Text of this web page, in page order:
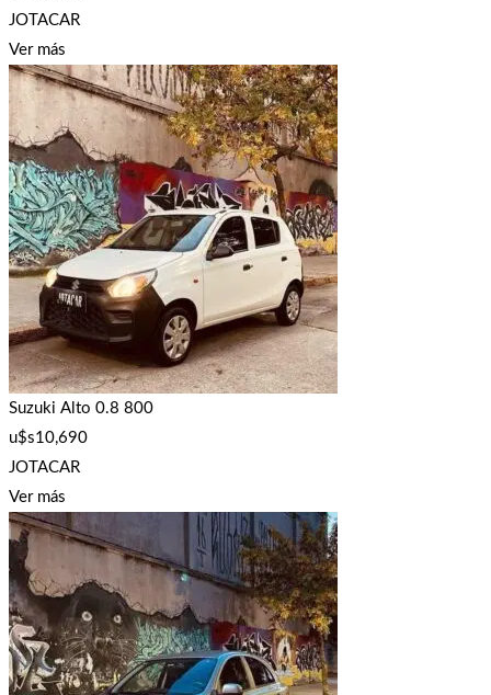
JOTACAR
Ver más
Suzuki Alto 0.8 800
u$s10,690
JOTACAR
Ver más